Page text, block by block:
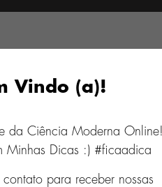
de Som
10x
Vindo (a)!
da Ciência Moderna Online!
Minhas Dicas :) #ficaadica
para receber nossas